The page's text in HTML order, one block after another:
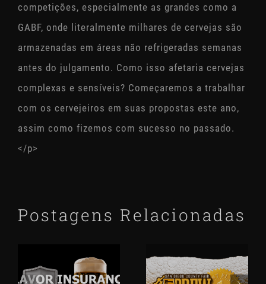
competições, especialmente as grandes como a
GABF, onde literalmente milhares de cervejas são
armazenadas em áreas não refrigeradas semanas
antes do julgamento. Como isso afetaria cervejas
complexas e sensíveis? Começaremos a trabalhar
com os cervejeiros em suas propostas este ano,
assim como fizemos com sucesso no passado.
</p>
Postagens Relacionadas